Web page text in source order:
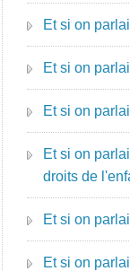
Et si on
Et si on
Et si on
Et si on
droits de
Et si on
Et si on